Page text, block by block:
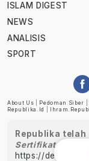
ISLAM DIGEST
NEWS
ANALISIS
SPORT
About Us Pedoman Siber
Republika.id
Republika
Sertifikat
https://